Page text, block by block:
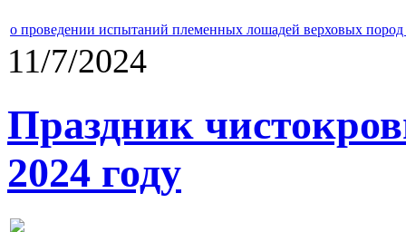
о проведении испытаний племенных лошадей верховых
11/7/2024
Праздник
2024 году